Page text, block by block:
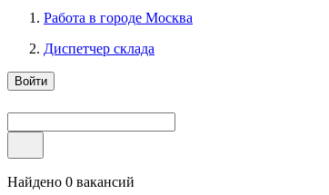
Работа в городе Москва
Диспетчер склада
Войти
Найдено 0 вакансий